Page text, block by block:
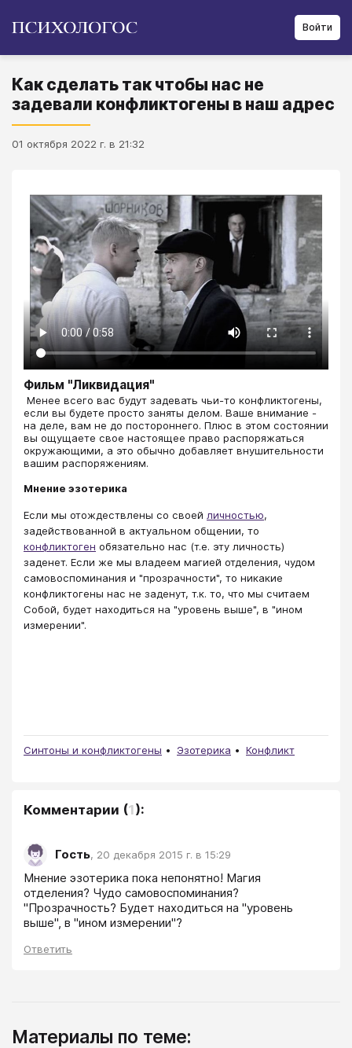
Войти
Как сделать так чтобы нас не
задевали конфликтогены в наш адрес
01 октября 2022 г. в 21:32
Фильм "Ликвидация"
​​​​​​​​​​​​​​ Менее всего вас будут задевать чьи-то конфликтогены,
если вы будете просто заняты делом. Ваше внимание -
на деле, вам не до постороннего. Плюс в этом состоянии
вы ощущаете свое настоящее право распоряжаться
окружающими, а это обычно добавляет внушительности
вашим распоряжениям.
Мнение эзотерика
Если мы отождествлены со своей личностью,
задействованной в актуальном общении, то
конфликтоген обязательно нас (т.е. эту личность)
заденет. Если же мы владеем магией отделения, чудом
самовоспоминания и "прозрачности", то никакие
конфликтогены нас не заденут, т.к. то, что мы считаем
Собой, будет находиться на "уровень выше", в "ином
измерении".
Синтоны и конфликтогены Эзотерика Конфликт
Комментарии (1):
Гость, 20 декабря 2015 г. в 15:29
Мнение эзотерика пока непонятно! Магия
отделения? Чудо самовоспоминания?
"Прозрачность? Будет находиться на "уровень
выше", в "ином измерении"?
Ответить
Материалы по теме: